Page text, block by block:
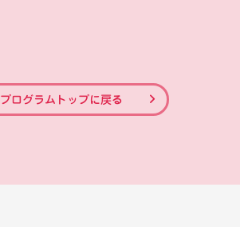
プログラムトップに戻る